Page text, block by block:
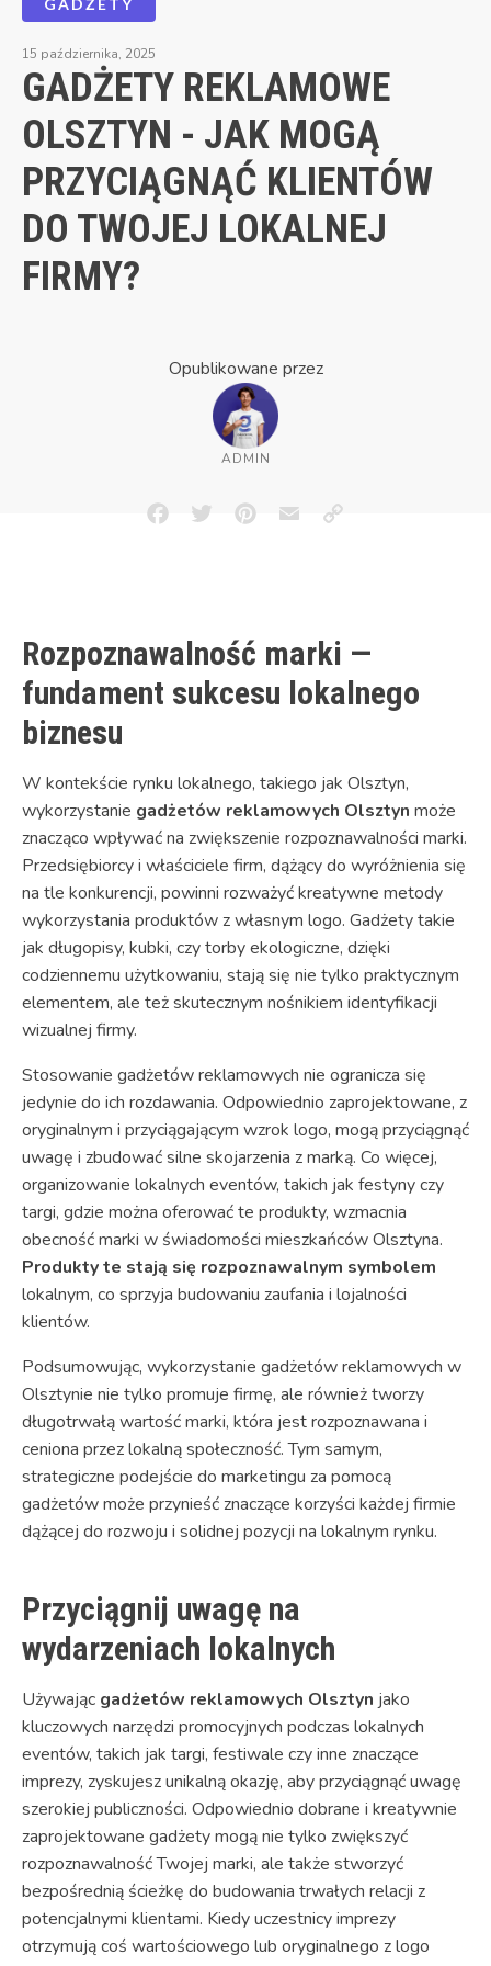
15 października, 2025
GADŻETY REKLAMOWE
OLSZTYN - JAK MOGĄ
PRZYCIĄGNĄĆ KLIENTÓW
DO TWOJEJ LOKALNEJ
FIRMY?
Opublikowane przez
ADMIN
FacebookTwitterPinterestEmailCopy
Rozpoznawalność marki —
fundament sukcesu lokalnego
biznesu
W kontekście rynku lokalnego, takiego jak Olsztyn,
wykorzystanie gadżetów reklamowych Olsztyn może
znacząco wpływać na zwiększenie rozpoznawalności marki.
Przedsiębiorcy i właściciele firm, dążący do wyróżnienia się
na tle konkurencji, powinni rozważyć kreatywne metody
wykorzystania produktów z własnym logo. Gadżety takie
jak długopisy, kubki, czy torby ekologiczne, dzięki
codziennemu użytkowaniu, stają się nie tylko praktycznym
elementem, ale też skutecznym nośnikiem identyfikacji
wizualnej firmy.
Stosowanie gadżetów reklamowych nie ogranicza się
jedynie do ich rozdawania. Odpowiednio zaprojektowane, z
oryginalnym i przyciągającym wzrok logo, mogą przyciągnąć
uwagę i zbudować silne skojarzenia z marką. Co więcej,
organizowanie lokalnych eventów, takich jak festyny czy
targi, gdzie można oferować te produkty, wzmacnia
obecność marki w świadomości mieszkańców Olsztyna.
Produkty te stają się rozpoznawalnym symbolem
lokalnym, co sprzyja budowaniu zaufania i lojalności
klientów.
Podsumowując, wykorzystanie gadżetów reklamowych w
Olsztynie nie tylko promuje firmę, ale również tworzy
długotrwałą wartość marki, która jest rozpoznawana i
ceniona przez lokalną społeczność. Tym samym,
strategiczne podejście do marketingu za pomocą
gadżetów może przynieść znaczące korzyści każdej firmie
dążącej do rozwoju i solidnej pozycji na lokalnym rynku.
Przyciągnij uwagę na
wydarzeniach lokalnych
Używając gadżetów reklamowych Olsztyn jako
kluczowych narzędzi promocyjnych podczas lokalnych
eventów, takich jak targi, festiwale czy inne znaczące
imprezy, zyskujesz unikalną okazję, aby przyciągnąć uwagę
szerokiej publiczności. Odpowiednio dobrane i kreatywnie
zaprojektowane gadżety mogą nie tylko zwiększyć
rozpoznawalność Twojej marki, ale także stworzyć
bezpośrednią ścieżkę do budowania trwałych relacji z
potencjalnymi klientami. Kiedy uczestnicy imprezy
otrzymują coś wartościowego lub oryginalnego z logo